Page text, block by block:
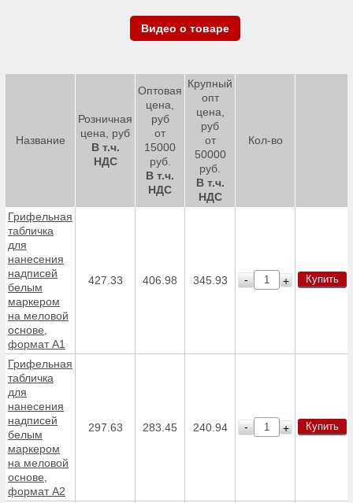
Видео о товаре
Название
Розничная
цена, руб
В т.ч.
НДС
Оптовая
цена,
руб
от
15000
руб.
В т.ч.
НДС
Крупный
опт
цена,
руб
от
50000
руб.
В т.ч.
НДС
Кол-во
Грифельная
табличка
для
нанесения
надписей
белым
маркером
на меловой
основе,
формат А1
427.33 406.98 345.93 - + Купить
Грифельная
табличка
для
нанесения
надписей
белым
маркером
на меловой
основе,
формат А2
297.63 283.45 240.94 - + Купить